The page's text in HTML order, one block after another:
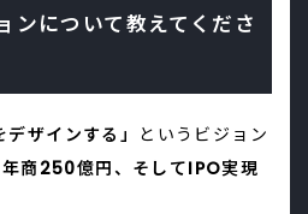
ンについて教えてくださ
デザインする」 というビジョン
年商250億円、そしてIPO実現